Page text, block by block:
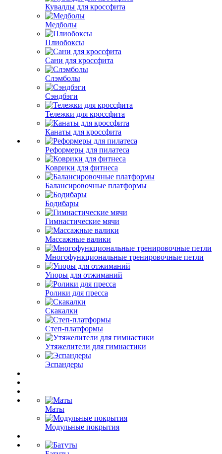
Кувалды для кроссфита
Медболы
Плиобоксы
Сани для кроссфита
Слэмболы
Сэндбэги
Тележки для кроссфита
Канаты для кроссфита
Реформеры для пилатеса
Коврики для фитнеса
Балансировочные платформы
Бодибары
Гимнастические мячи
Массажные валики
Многофункциональные тренировочные петли
Упоры для отжиманий
Ролики для пресса
Скакалки
Степ-платформы
Утяжелители для гимнастики
Эспандеры
Маты
Модульные покрытия